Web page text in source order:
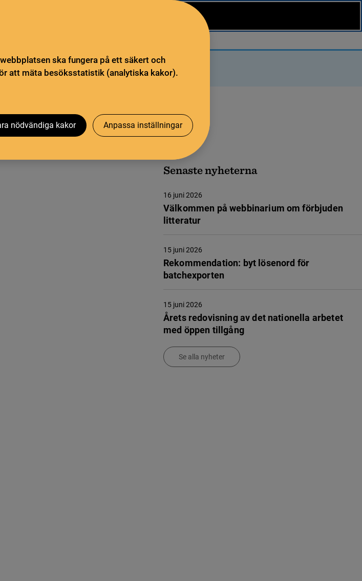
ska fungera på ett säkert och
att mäta besöksstatistik (analytiska kakor).
nödvändiga kakor Anpassa inställningar
Biblioteksutveckling
Senaste nyheterna
Välkommen på webbinarium om förbjuden
litteratur
16 juni 2026
Rekommendation: byt lösenord för
batchexporten
15 juni 2026
Årets redovisning av det nationella arbetet
med öppen tillgång
15 juni 2026
Se alla nyheter